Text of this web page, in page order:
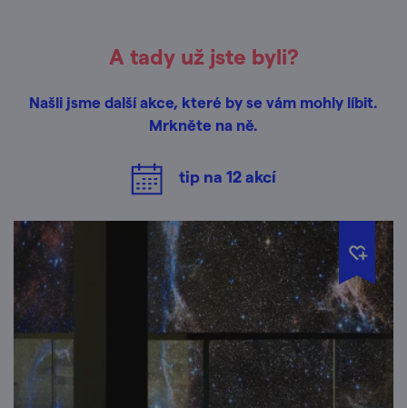
A tady už jste byli?
Našli jsme další akce, které by se vám mohly líbit.
Mrkněte na ně.
tip na 12akcí